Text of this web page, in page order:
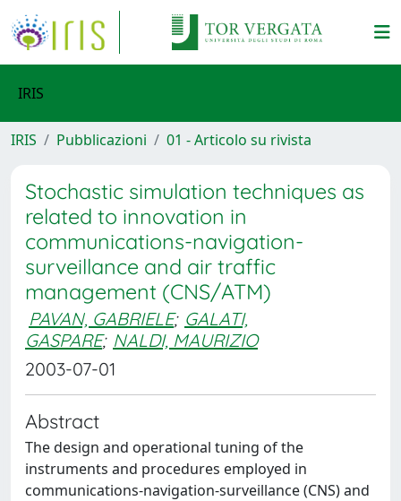
IRIS
IRIS Pubblicazioni 01 - Articolo su rivista
Stochastic simulation techniques as
related to innovation in
communications-navigation-
surveillance and air traffic
management (CNS/ATM)
PAVAN, GABRIELE; GALATI,
GASPARE; NALDI, MAURIZIO
2003-07-01
Abstract
The design and operational tuning of the
instruments and procedures employed in
communications-navigation-surveillance (CNS) and